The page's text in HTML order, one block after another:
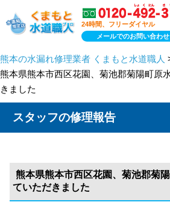
24時間、フリーダイヤル
メールでのお問い合わせ
熊本の水漏れ修理業者 くまもと水道職人
熊本県熊本市西区花園、菊池郡菊陽町原
きました
スタッフの修理報告
熊本県熊本市西区花園、菊池郡菊
ていただきました